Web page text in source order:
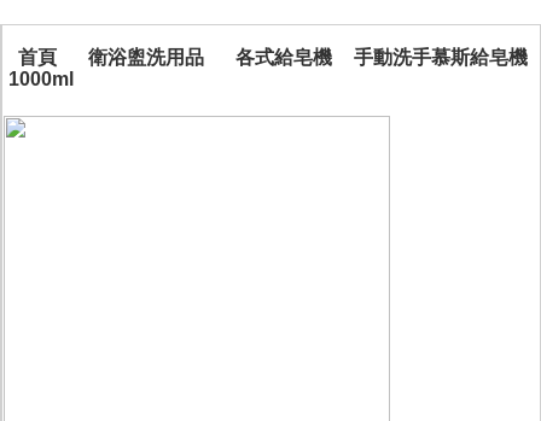
首頁 衛浴盥洗用品 各式給皂機
手動洗手慕斯給皂機
1000ml